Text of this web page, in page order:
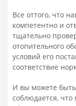
Все оттого, что
компетентно и
тщательно
отопительного
условий его
соответствие
И вы можете быть
соблюдается,